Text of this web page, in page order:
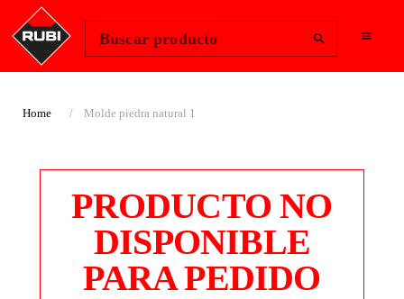
Buscar producto
Home Molde piedra natural 1
PRODUCTO NO
DISPONIBLE
PARA PEDIDO